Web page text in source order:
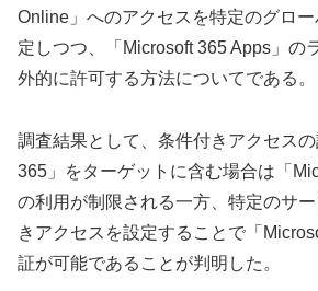
Online」へのアクセスを特定のグロ
定しつつ、「Microsoft 365 Apps」の
外的に許可する方法についてである。
調査結果として、条件付きアクセス
365」をターゲットに含む場合は「
の利用が制限される一方、特定のサ
きアクセスを設定することで「
証が可能であることが判明した。